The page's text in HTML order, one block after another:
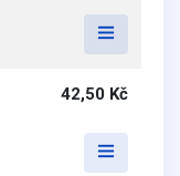
42,50 Kč